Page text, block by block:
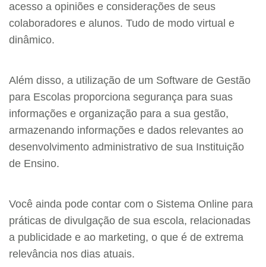
acesso a opiniões e considerações de seus
colaboradores e alunos. Tudo de modo virtual e
dinâmico.
Além disso, a utilização de um Software de Gestão
para Escolas proporciona segurança para suas
informações e organização para a sua gestão,
armazenando informações e dados relevantes ao
desenvolvimento administrativo de sua Instituição
de Ensino.
Você ainda pode contar com o Sistema Online para
práticas de divulgação de sua escola, relacionadas
a publicidade e ao marketing, o que é de extrema
relevância nos dias atuais.